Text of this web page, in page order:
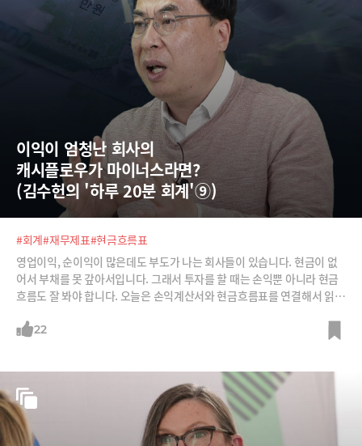
이익이 엄청난 회사의
캐시플로우가 마이너스라면?
(김수헌의 '하루 20분 회계'⑨)
#회계#재무제표#현금흐름표
영업이익, 순이익이 많은데도 부도가 나는 회사들이 있습니다. 현금이 없
어서 부채를 못 갚아서입니다. 그래서 투자를 할 때는 손익뿐 아니라 현금
흐름도 잘 봐야 합니다. 오늘은 손익계산서와 현금흐름표를 연결해서 읽는
22